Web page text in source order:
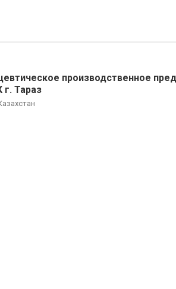
производственное
г. Тараз